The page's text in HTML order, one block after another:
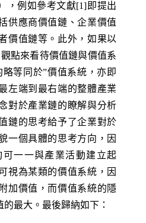
，例如參考文獻[1]即提出
供應商價值鏈、企業價值
價值鏈等。此外，如果以
觀點來看待價值鏈與價值系
等同於”價值系統，亦即
左端到最右端的整體產業
對於產業鏈的瞭解與分析
鏈的思考給予了企業對於
一個具體的思考方向，因
一一與產業活動建立起
視為某類的價值系統，因
加價值，而價值系統的隱
最大。最後歸納如下：